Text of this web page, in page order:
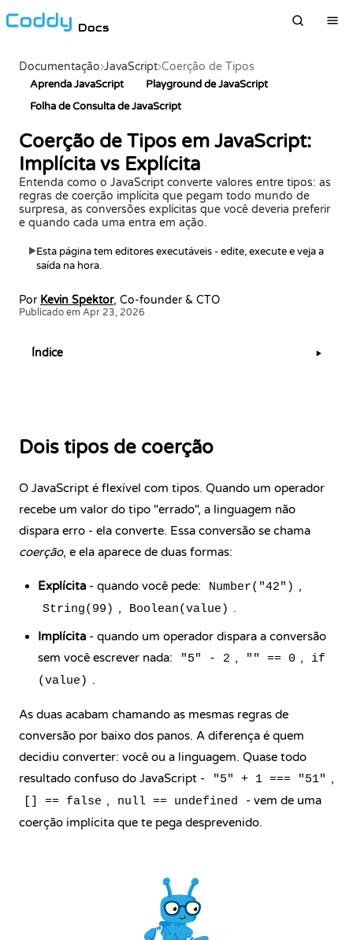
Docs
Documentação›JavaScript›Coerção de Tipos
Aprenda JavaScript
Playground de JavaScript
Folha de Consulta de JavaScript
Coerção de Tipos em JavaScript:
Implícita vs Explícita
Entenda como o JavaScript converte valores entre tipos: as
regras de coerção implícita que pegam todo mundo de
surpresa, as conversões explícitas que você deveria preferir
e quando cada uma entra em ação.
▶Esta página tem editores executáveis - edite, execute e veja a
saída na hora.
Por Kevin Spektor, Co-founder & CTO
Publicado em Apr 23, 2026
Dois tipos de coerção
O JavaScript é flexível com tipos. Quando um operador
recebe um valor do tipo "errado", a linguagem não
dispara erro - ela converte. Essa conversão se chama
coerção, e ela aparece de duas formas:
Explícita - quando você pede: Number("42") ,
String(99) , Boolean(value) .
Implícita - quando um operador dispara a conversão
sem você escrever nada:
"5" - 2 , "" == 0 ,
if
(value) .
As duas acabam chamando as mesmas regras de
conversão por baixo dos panos. A diferença é quem
decidiu converter: você ou a linguagem. Quase todo
resultado confuso do JavaScript -
"5" + 1 === "51" ,
[] == false , null == undefined
- vem de uma
coerção implícita que te pega desprevenido.
Índice ▶